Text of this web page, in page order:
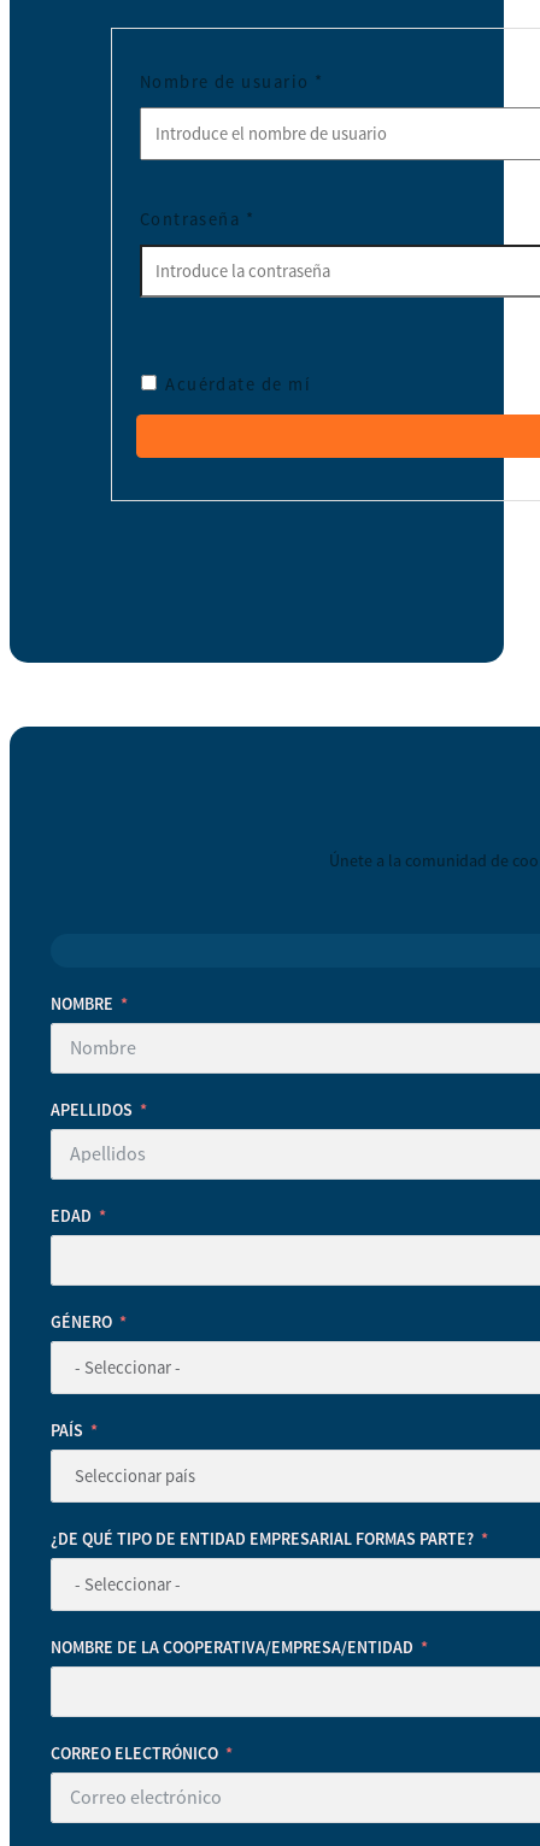
Nombre de usuario *
Contraseña *
Acuérdate de mí
Únete a la comunidad de
NOMBRE
APELLIDOS
EDAD
GÉNERO
PAÍS
¿DE QUÉ TIPO DE ENTIDAD EMPRESARIAL FORMAS PARTE?
NOMBRE DE LA COOPERATIVA/EMPRESA/ENTIDAD
CORREO ELECTRÓNICO